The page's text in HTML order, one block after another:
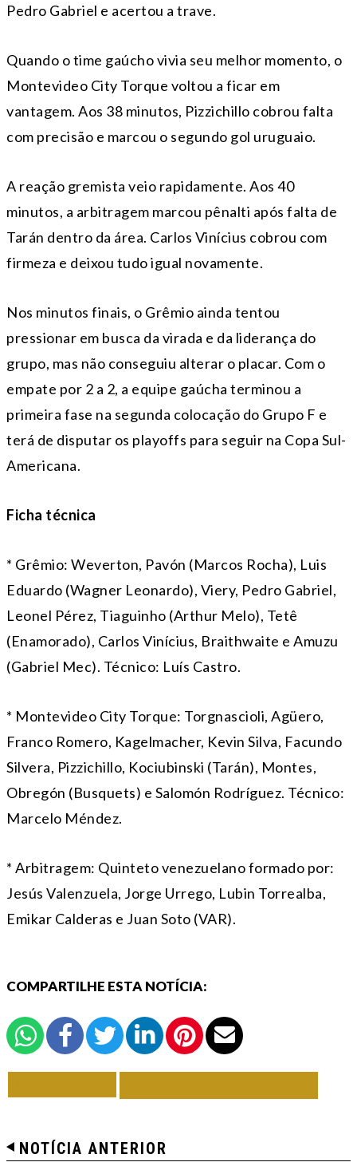
Pedro Gabriel e acertou a trave.
Quando o time gaúcho vivia seu melhor momento, o
Montevideo City Torque voltou a ficar em
vantagem. Aos 38 minutos, Pizzichillo cobrou falta
com precisão e marcou o segundo gol uruguaio.
A reação gremista veio rapidamente. Aos 40
minutos, a arbitragem marcou pênalti após falta de
Tarán dentro da área. Carlos Vinícius cobrou com
firmeza e deixou tudo igual novamente.
Nos minutos finais, o Grêmio ainda tentou
pressionar em busca da virada e da liderança do
grupo, mas não conseguiu alterar o placar. Com o
empate por 2 a 2, a equipe gaúcha terminou a
primeira fase na segunda colocação do Grupo F e
terá de disputar os playoffs para seguir na Copa Sul-
Americana.
Ficha técnica
* Grêmio: Weverton, Pavón (Marcos Rocha), Luis
Eduardo (Wagner Leonardo), Viery, Pedro Gabriel,
Leonel Pérez, Tiaguinho (Arthur Melo), Tetê
(Enamorado), Carlos Vinícius, Braithwaite e Amuzu
(Gabriel Mec). Técnico: Luís Castro.
* Montevideo City Torque: Torgnascioli, Agüero,
Franco Romero, Kagelmacher, Kevin Silva, Facundo
Silvera, Pizzichillo, Kociubinski (Tarán), Montes,
Obregón (Busquets) e Salomón Rodríguez. Técnico:
Marcelo Méndez.
* Arbitragem: Quinteto venezuelano formado por:
Jesús Valenzuela, Jorge Urrego, Lubin Torrealba,
Emikar Calderas e Juan Soto (VAR).
COMPARTILHE ESTA NOTÍCIA:
NOTÍCIA ANTERIOR